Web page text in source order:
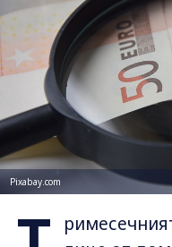
Pixabay.com